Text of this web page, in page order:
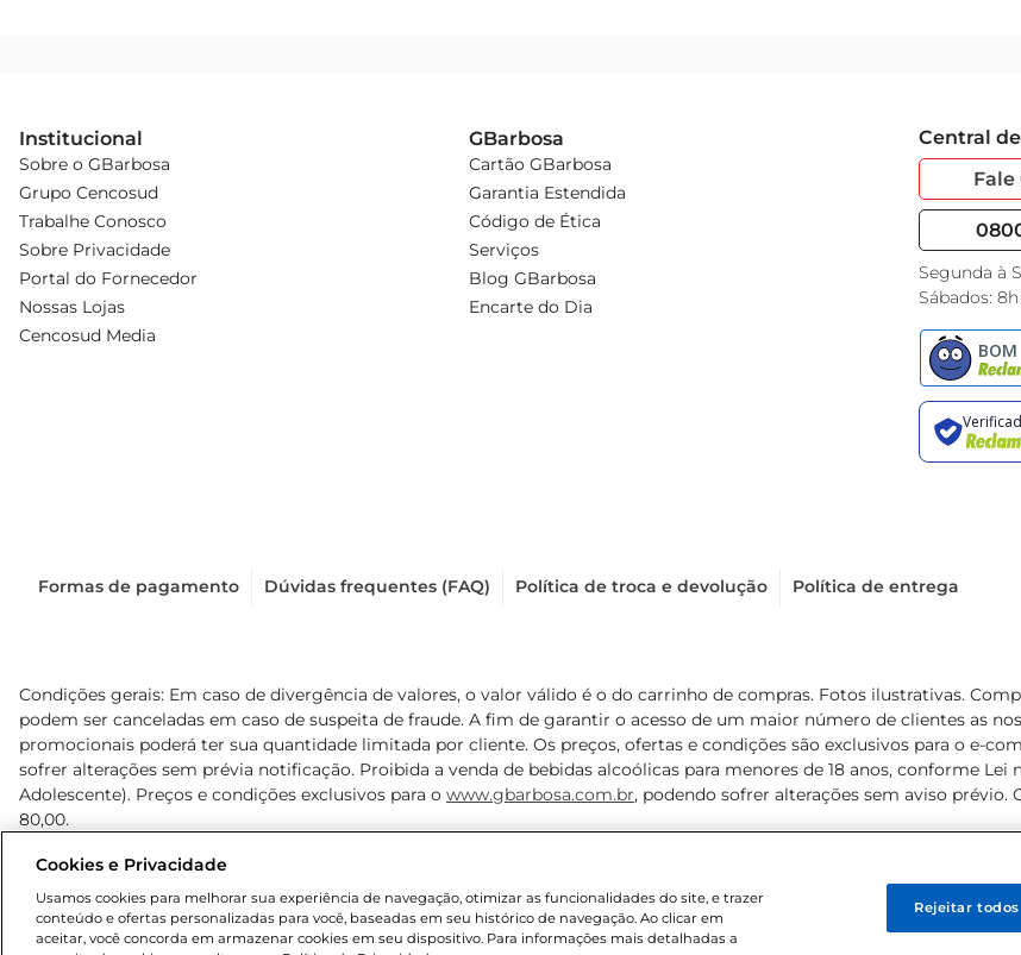
Institucional
Sobre o GBarbosa
Grupo Cencosud
Trabalhe Conosco
Sobre Privacidade
Portal do Fornecedor
Nossas Lojas
Cencosud Media
GBarbosa
Cartão GBarbosa
Garantia Estendida
Código de Ética
Serviços
Blog GBarbosa
Encarte do Dia
Central
Fale
Segunda à
Sábados: 8h
Formas de pagamento Dúvidas frequentes (FAQ) Política de troca e devolução Política de entrega
Condições gerais: Em caso de divergência de valores, o valor válido é o do carrinho de compras. Fotos ilustrativas.
podem ser canceladas em caso de suspeita de fraude. A fim de garantir o acesso de um maior número de clientes as
promocionais poderá ter sua quantidade limitada por cliente. Os preços, ofertas e condições são exclusivos para o e-
sofrer alterações sem prévia notificação. Proibida a venda de bebidas alcoólicas para menores de 18 anos, conforme Lei
Adolescente). Preços e condições exclusivos para o www.gbarbosa.com.br, podendo sofrer alterações sem aviso
80,00.
Cookies e Privacidade
Usamos cookies para melhorar sua experiência de navegação, otimizar as funcionalidades do site, e trazer
conteúdo e ofertas personalizadas para você, baseadas em seu histórico de navegação. Ao clicar em
aceitar, você concorda em armazenar cookies em seu dispositivo. Para informações mais detalhadas a
Rejeitar todos